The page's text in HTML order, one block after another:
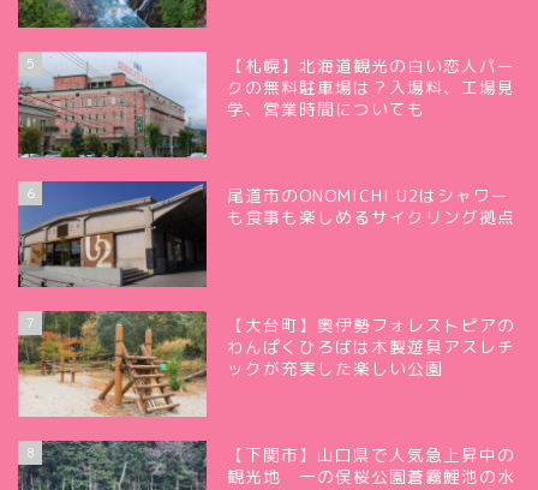
5
【札幌】北海道観光の白い恋人パー
クの無料駐車場は？入場料、工場見
学、営業時間についても
6
尾道市のONOMICHI U2はシャワー
も食事も楽しめるサイクリング拠点
7
【大台町】奥伊勢フォレストピアの
わんぱくひろばは木製遊具アスレチ
ックが充実した楽しい公園
8
【下関市】山口県で人気急上昇中の
観光地 一の俣桜公園蒼霧鯉池の水